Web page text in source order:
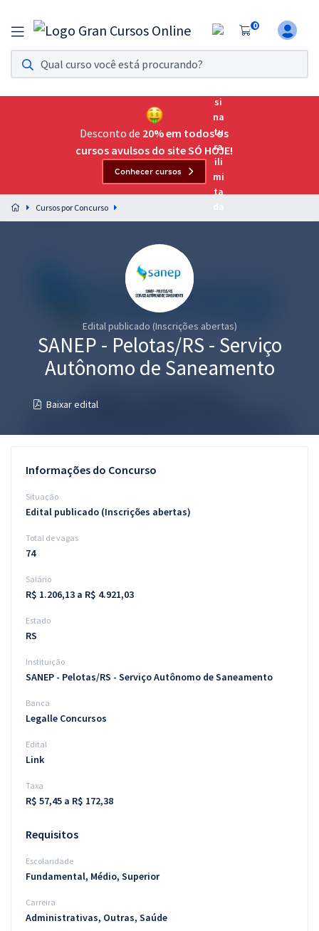
0
Assinatura Ilimitada 11
Acesso a todos os cursos. Teste grátis por 7 dias!
Assinatura OAB Até Passar
Acesso ilimitado a toda preparação para o Exame da
Preparação completa e intensiva para as principais
residências em saúde do Brasil
Graduação
Questões grátis
Conteúdo gratuito
Aprovados
Atendimento
Desconto de 20% em todos os
cursos avulsos do site SÓ HOJE!
Conhecer cursos
Cursos por Concurso
Edital publicado (Inscrições abertas)
SANEP - Pelotas/RS - Serviço
Autônomo de Saneamento
Baixar edital
Informações do Concurso
Situação
Edital publicado (Inscrições abertas)
Total de vagas
74
Salário
R$ 1.206,13 a R$ 4.921,03
Estado
RS
Instituição
SANEP - Pelotas/RS - Serviço Autônomo de Saneamento
Banca
Legalle Concursos
Edital
Link
Taxa
R$ 57,45 a R$ 172,38
Requisitos
Escolaridade
Fundamental, Médio, Superior
Carreira
Administrativas, Outras, Saúde